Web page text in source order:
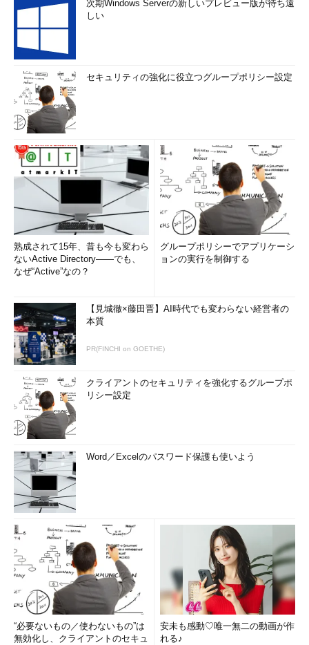
次期Windows Serverの新しいプレビュー版が待ち遠
しい
セキュリティの強化に役立つグループポリシー設定
熟成されて15年、昔も今も変わら
ないActive Directory――でも、
なぜ“Active”なの？
グループポリシーでアプリケーシ
ョンの実行を制御する
【見城徹×藤田晋】AI時代でも変わらない経営者の
本質
PR(FINCHI on GOETHE)
クライアントのセキュリティを強化するグループポ
リシー設定
Word／Excelのパスワード保護も使いよう
“必要ないもの／使わないもの”は
無効化し、クライアントのセキュ
安未も感動♡唯一無二の動画が作
れる♪